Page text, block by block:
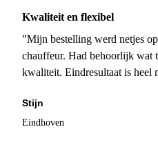
Kwaliteit en flexibel
"Mijn bestelling werd netjes
chauffeur. Had behoorlijk wat
kwaliteit. Eindresultaat is heel
Stijn
Eindhoven